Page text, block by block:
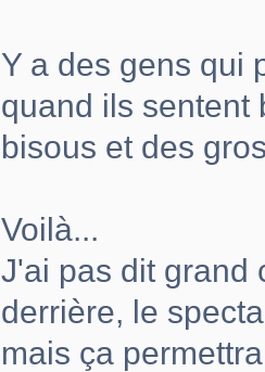
Y a des gens qui
quand ils sentent
bisous et des
Voilà...
J'ai pas dit grand
derrière, le
mais ça